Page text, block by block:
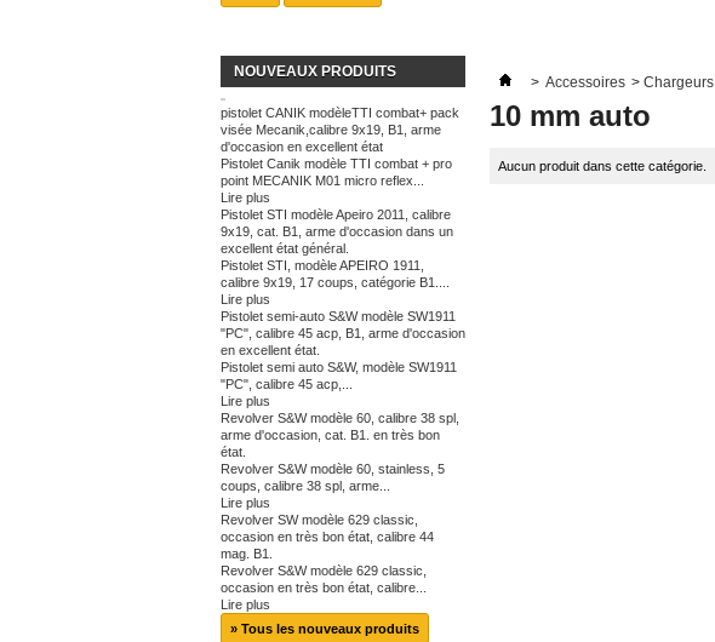
NOUVEAUX PRODUITS
pistolet CANIK modèleTTI combat+ pack
visée Mecanik,calibre 9x19, B1, arme
d'occasion en excellent état
Pistolet Canik modèle TTI combat + pro
point MECANIK M01 micro reflex...
Lire plus
Pistolet STI modèle Apeiro 2011, calibre
9x19, cat. B1, arme d'occasion dans un
excellent état général.
Pistolet STI, modèle APEIRO 1911,
calibre 9x19, 17 coups, catégorie B1....
Lire plus
Pistolet semi-auto S&W modèle SW1911
"PC", calibre 45 acp, B1, arme d'occasion
en excellent état.
Pistolet semi auto S&W, modèle SW1911
"PC", calibre 45 acp,...
Lire plus
Revolver S&W modèle 60, calibre 38 spl,
arme d'occasion, cat. B1. en très bon
état.
Revolver S&W modèle 60, stainless, 5
coups, calibre 38 spl, arme...
Lire plus
Revolver SW modèle 629 classic,
occasion en très bon état, calibre 44
mag. B1.
Revolver S&W modèle 629 classic,
occasion en très bon état, calibre...
Lire plus
» Tous les nouveaux produits
> Accessoires > Chargeurs
10 mm auto
Aucun produit dans cette catégorie.